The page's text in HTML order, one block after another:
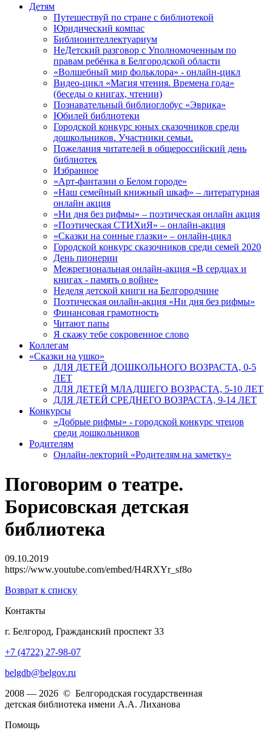
Детям
Путешествуй по стране с библиотекой
Юридический компас
Библиоинтеллектуариум
НеДетский разговор с Уполномоченным по
правам ребёнка в Белгородской области
«Волшебный мир фольклора» - онлайн-цикл
Видео-цикл «Магия чтения. Времена года»
(беседы о книгах, чтении)
Познавательный библиоглобус «Эврика»
Юбилей библиотеки
Городской конкурс юных сказочников среди
дошкольников. Участники семьи.
Пожелания читателей в общероссийский день
библиотек
Избранное
«Арт-фантазии о Белом городе»
«Наш семейный книжный шкаф» – литературная
онлайн акция
«Ни дня без рифмы» – поэтическая онлайн акция
«Поэтическая СТИХиЯ» – онлайн-акция
«Сказки на сонные глазки» – онлайн-цикл
Городской конкурс сказочников среди семей 2020
День пионерии
Межрегиональная онлайн-акция «В сердцах и
книгах - память о войне»
Неделя детской книги на Белгородчине
Поэтическая онлайн-акция «Ни дня без рифмы»
Финансовая грамотность
Читают папы
Я скажу тебе сокровенное слово
Коллегам
«Сказки на ушко»
ДЛЯ ДЕТЕЙ ДОШКОЛЬНОГО ВОЗРАСТА, 0-5
ЛЕТ
ДЛЯ ДЕТЕЙ МЛАДШЕГО ВОЗРАСТА, 5-10 ЛЕТ
ДЛЯ ДЕТЕЙ СРЕДНЕГО ВОЗРАСТА, 9-14 ЛЕТ
Конкурсы
«Добрые рифмы» - городской конкурс чтецов
среди дошкольников
Родителям
Онлайн-лекторий «Родителям на заметку»
Поговорим о театре.
Борисовская детская
библиотека
09.10.2019
https://www.youtube.com/embed/H4RXYr_sf8o
Возврат к списку
Контакты
г. Белгород, Гражданский проспект 33
+7 (4722) 27-98-07
belgdb@belgov.ru
2008 — 2026 © Белгородская государственная
детская библиотека имени А.А. Лиханова
Помощь